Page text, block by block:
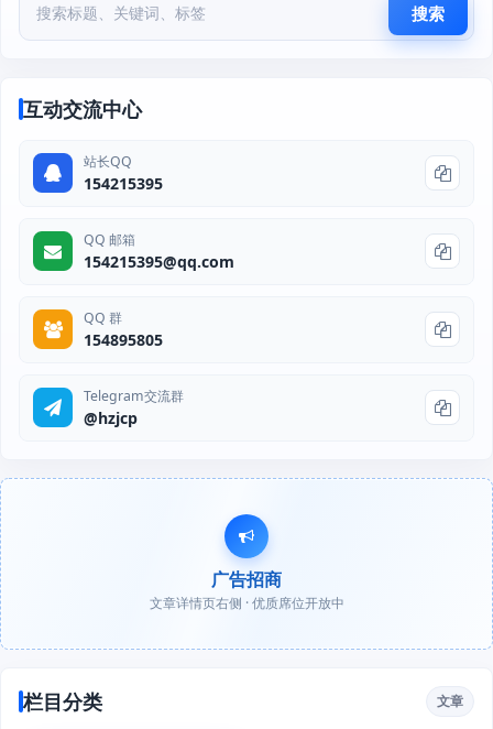
搜索
互动交流中心
站长QQ
154215395
QQ 邮箱
154215395@qq.com
QQ 群
154895805
Telegram交流群
@hzjcp
广告招商
文章详情页右侧 · 优质席位开放中
栏目分类 文章